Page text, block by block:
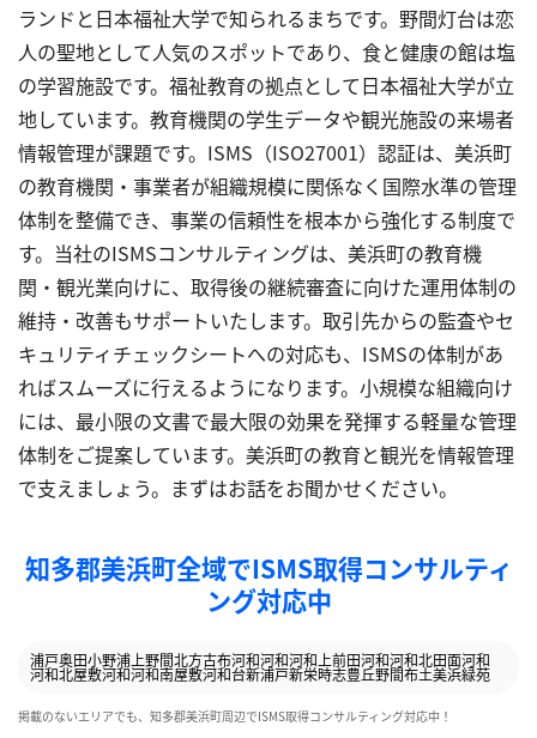
ランドと日本福祉大学で知られるまちです。野間灯台は恋
人の聖地として人気のスポットであり、食と健康の館は塩
の学習施設です。福祉教育の拠点として日本福祉大学が立
地しています。教育機関の学生データや観光施設の来場者
情報管理が課題です。ISMS（ISO27001）認証は、美浜町
の教育機関・事業者が組織規模に関係なく国際水準の管理
体制を整備でき、事業の信頼性を根本から強化する制度で
す。当社のISMSコンサルティングは、美浜町の教育機
関・観光業向けに、取得後の継続審査に向けた運用体制の
維持・改善もサポートいたします。取引先からの監査やセ
キュリティチェックシートへの対応も、ISMSの体制があ
ればスムーズに行えるようになります。小規模な組織向け
には、最小限の文書で最大限の効果を発揮する軽量な管理
体制をご提案しています。美浜町の教育と観光を情報管理
で支えましょう。まずはお話をお聞かせください。
知多郡美浜町全域でISMS取得コンサルティ
ング対応中
浦戸奥田小野浦 上野間北方古布河和河和河和上前田河和河和北田面河和
河和北屋敷河和河和南屋敷河和台新浦戸新栄時志豊丘野間布土美浜緑苑
掲載のないエリアでも、知多郡美浜町周辺でISMS取得コンサルティング対応中！